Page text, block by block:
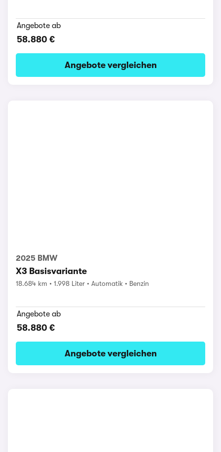
Angebote ab
58.880 €
Angebote vergleichen
2025 BMW
X3 Basisvariante
18.684 km 1.998 Liter Automatik Benzin
Angebote ab
58.880 €
Angebote vergleichen